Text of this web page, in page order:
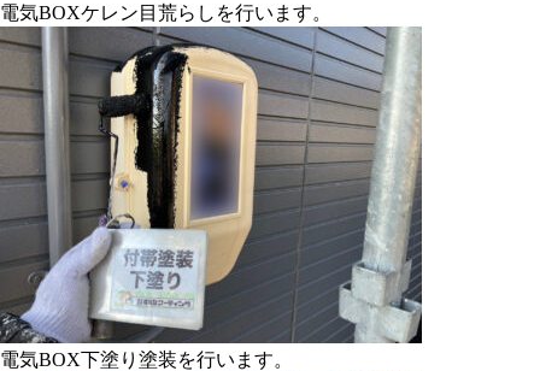
電気BOXケレン目荒らしを行います。
電気BOX下塗り塗装を行います。